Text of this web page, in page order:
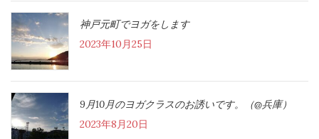
神戸元町でヨガをします
2023年10月25日
9月10月のヨガクラスのお誘いです。（@兵庫）
2023年8月20日